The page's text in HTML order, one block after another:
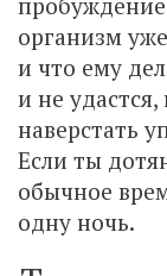
организм
и что ему
и не
наверстать
Если ты
обычное
одну ночь.